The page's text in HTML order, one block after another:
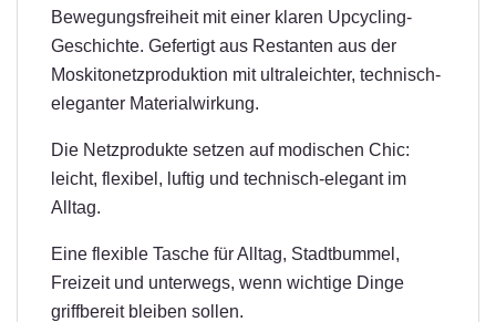
Bewegungsfreiheit mit einer klaren Upcycling-
Geschichte. Gefertigt aus Restanten aus der
Moskitonetzproduktion mit ultraleichter, technisch-
eleganter Materialwirkung.
Die Netzprodukte setzen auf modischen Chic:
leicht, flexibel, luftig und technisch-elegant im
Alltag.
Eine flexible Tasche für Alltag, Stadtbummel,
Freizeit und unterwegs, wenn wichtige Dinge
griffbereit bleiben sollen.